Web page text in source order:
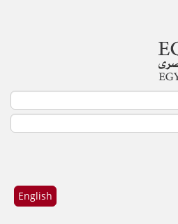
English